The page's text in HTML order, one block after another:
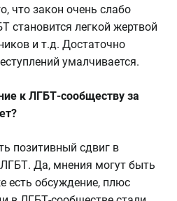
что закон очень слабо
становится легкой жертвой
и т.д. Достаточно
умалчивается.
к ЛГБТ-сообществу за
позитивный сдвиг в
Да, мнения могут быть
есть обсуждение, плюс